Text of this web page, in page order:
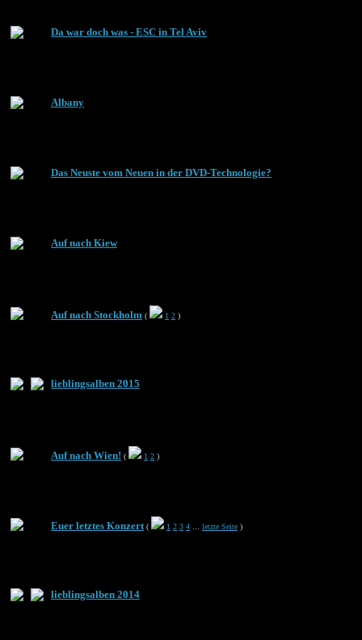
Da war doch was - ESC in Tel Aviv
Albany
Das Neuste vom Neuen in der DVD-Technologie?
Auf nach Kiew
Auf nach Stockholm ( 1 2 )
lieblingsalben 2015
Auf nach Wien! ( 1 2 )
Euer letztes Konzert ( 1 2 3 4 letzte Seite )
lieblingsalben 2014